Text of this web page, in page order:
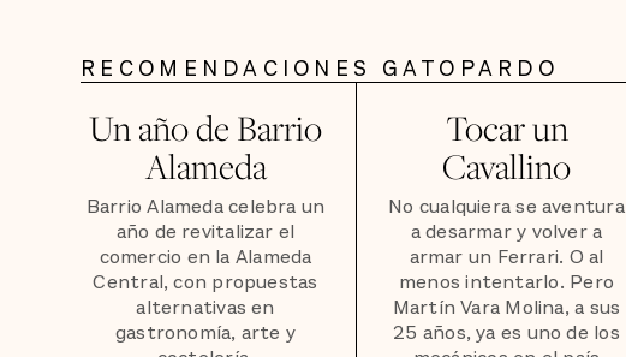
RECOMENDACIONES GATOPARDO
Un año de Barrio
Alameda
Barrio Alameda celebra un
año de revitalizar el
comercio en la Alameda
Central, con propuestas
alternativas en
gastronomía, arte y
Tocar un
Cavallino
No cualquiera se aventura
a desarmar y volver a
armar un Ferrari. O al
menos intentarlo. Pero
Martín Vara Molina, a sus
25 años, ya es uno de los